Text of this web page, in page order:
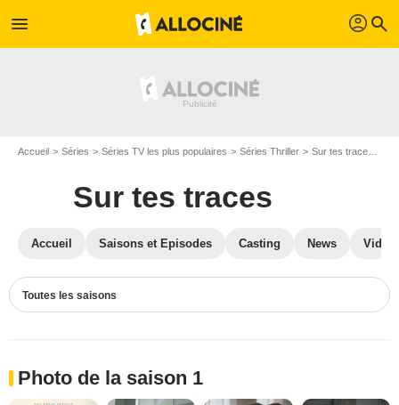
menu profil search
Accueil Séries Séries TV les plus populaires Séries Thriller Sur tes traces
Sur tes traces
Accueil Saisons et Episodes Casting News
Toutes les saisons
Photo de la saison 1